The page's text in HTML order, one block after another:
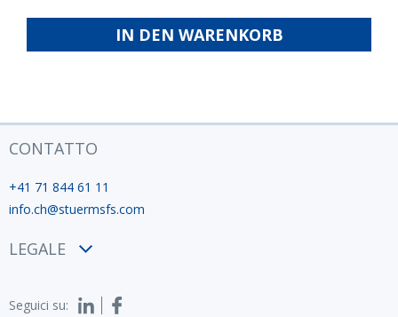
fabbrica
IN DEN WARENKORB
CONTATTO
+41 71 844 61 11
info.ch@stuermsfs.com
LEGALE
Privacy policy
Seguici su: